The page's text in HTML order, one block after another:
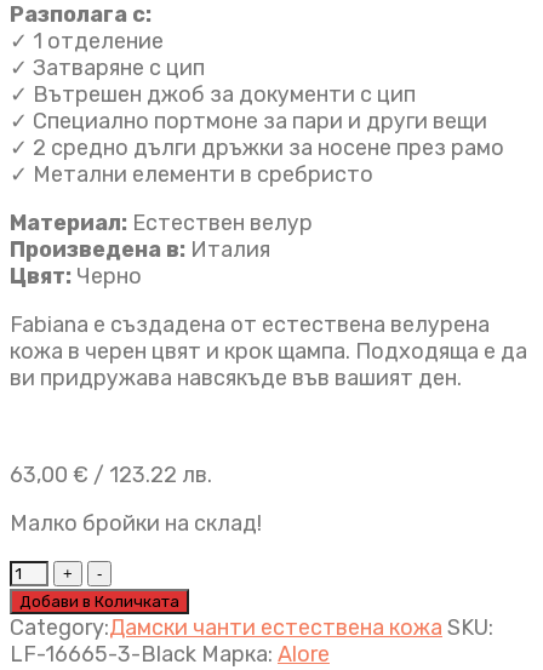
Разполага с:
✓ 1 отделение
✓ Затваряне с цип
✓ Вътрешен джоб за документи с цип
✓ Специално портмоне за пари и други вещи
✓ 2 средно дълги дръжки за носене през рамо
✓ Метални елементи в сребристо
Материал: Естествен велур
Произведена в: Италия
Цвят: Черно
Fabiana е създадена от естествена велурена
кожа в черен цвят и крок щампа. Подходяща е да
ви придружава навсякъде във вашият ден.
63,00 € / 123.22 лв.
Малко бройки на склад!
Дамска
чанта
Fabiana
Черно
Добави в Количката
Category:Дамски чанти естествена кожа SKU:
LF-16665-3-Black Марка: Alore